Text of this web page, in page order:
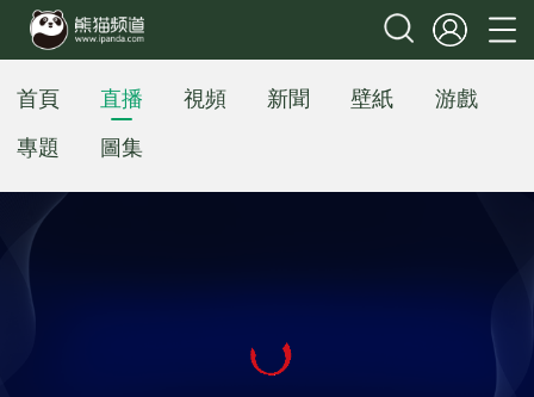
首頁 直播 視頻 新聞 壁紙
游戲
專題
圖集